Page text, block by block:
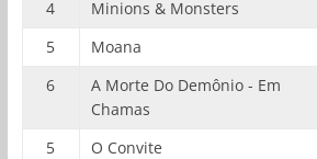
4
Minions & Monsters
5
Moana
6
A Morte Do Demônio - Em
Chamas
5 O Convite